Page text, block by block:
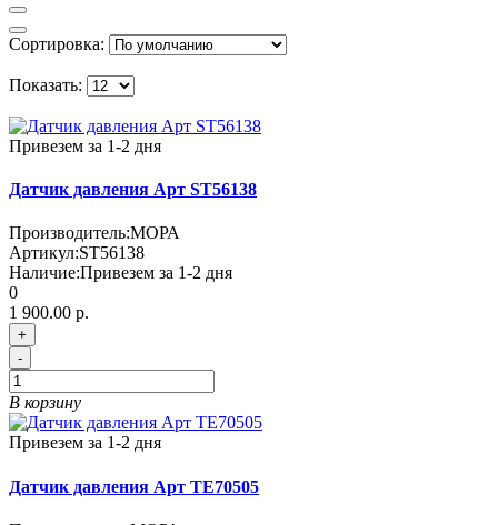
Сортировка:
Показать:
Привезем за 1-2 дня
Датчик давления Арт ST56138
Производитель:МОРА
Артикул:ST56138
Наличие:Привезем за 1-2 дня
0
1 900.00 р.
+
-
В корзину
Привезем за 1-2 дня
Датчик давления Арт TE70505